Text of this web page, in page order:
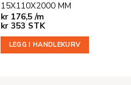
15X110X2000 MM
kr176,5 /m
kr353 STK
LEGG I HANDLEKURV